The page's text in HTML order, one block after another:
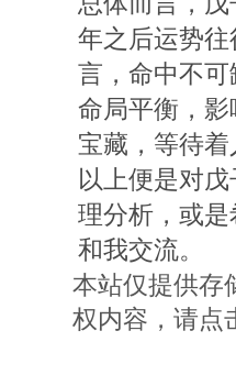
年之后运势
言，命中不
命局平衡，
宝藏，等待
以上便是对
理分析，或
和我交流。
本站仅提供存
权内容，请点